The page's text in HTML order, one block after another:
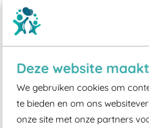
Deze website
We gebruiken cookies om
te bieden en om ons
onze site met onze partners